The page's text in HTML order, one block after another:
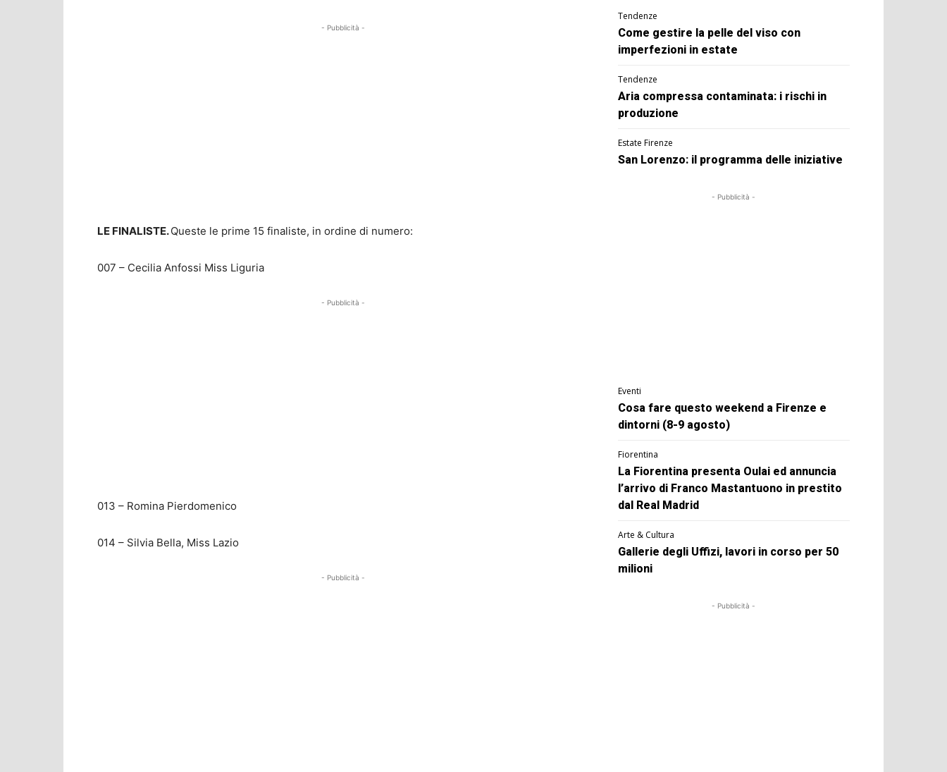
- Pubblicità -
LE FINALISTE.Queste le prime 15 finaliste, in ordine di numero:
007 – Cecilia Anfossi Miss Liguria
- Pubblicità -
013 – Romina Pierdomenico
014 – Silvia Bella, Miss Lazio
- Pubblicità -
Tendenze
Come gestire la pelle del viso con
imperfezioni in estate
Tendenze
Aria compressa contaminata: i rischi in
produzione
Estate Firenze
San Lorenzo: il programma delle iniziative
- Pubblicità -
Eventi
Cosa fare questo weekend a Firenze e
dintorni (8-9 agosto)
Fiorentina
La Fiorentina presenta Oulai ed annuncia
l’arrivo di Franco Mastantuono in prestito
dal Real Madrid
Arte & Cultura
Gallerie degli Uffizi, lavori in corso per 50
milioni
- Pubblicità -